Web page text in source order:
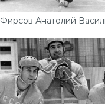
Фирсов Анатолий